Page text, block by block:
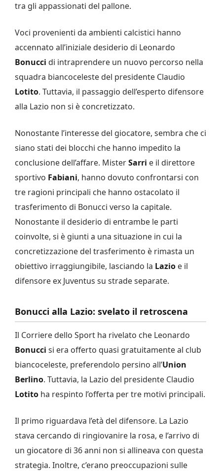
tra gli appassionati del pallone.
Voci provenienti da ambienti calcistici hanno
accennato all’iniziale desiderio di Leonardo
Bonucci di intraprendere un nuovo percorso nella
squadra biancoceleste del presidente Claudio
Lotito. Tuttavia, il passaggio dell’esperto difensore
alla Lazio non si è concretizzato.
Nonostante l’interesse del giocatore, sembra che ci
siano stati dei blocchi che hanno impedito la
conclusione dell’affare. MisterSarri e il direttore
sportivo Fabiani, hanno dovuto confrontarsi con
tre ragioni principali che hanno ostacolato il
trasferimento di Bonucci verso la capitale.
Nonostante il desiderio di entrambe le parti
coinvolte, si è giunti a una situazione in cui la
concretizzazione del trasferimento è rimasta un
obiettivo irraggiungibile, lasciando la Lazio e il
difensore ex Juventus su strade separate.
Bonucci alla Lazio: svelato il retroscena
Il Corriere dello Sport ha rivelato che Leonardo
Bonucci si era offerto quasi gratuitamente al club
biancoceleste, preferendolo persino all’Union
Berlino. Tuttavia, la Lazio del presidente Claudio
Lotito ha respinto l’offerta per tre motivi principali.
Il primo riguardava l’età del difensore. La Lazio
stava cercando di ringiovanire la rosa, e l’arrivo di
un giocatore di 36 anni non si allineava con questa
strategia. Inoltre, c’erano preoccupazioni sulle